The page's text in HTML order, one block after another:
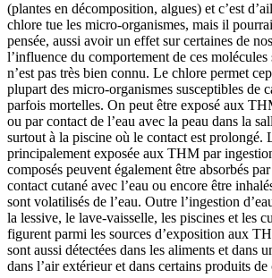
(plantes en décomposition, algues) et c’est
chlore tue les micro-organismes, mais il
pensée, aussi avoir un effet sur certaines de
l’influence du comportement de ces
n’est pas très bien connu. Le chlore permet
plupart des micro-organismes susceptibles de
parfois mortelles. On peut être exposé aux
ou par contact de l’eau avec la peau dans la
surtout à la piscine où le contact est prolongé.
principalement exposée aux THM par
composés peuvent également être absorbés
contact cutané avec l’eau ou encore être
sont volatilisés de l’eau. Outre l’ingestion
la lessive, le lave-vaisselle, les piscines et les
figurent parmi les sources d’exposition aux
sont aussi détectées dans les aliments et dans
dans l’air extérieur et dans certains produits